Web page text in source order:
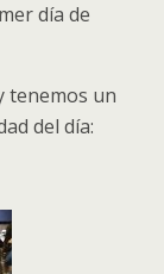
día de
tenemos un
del día: